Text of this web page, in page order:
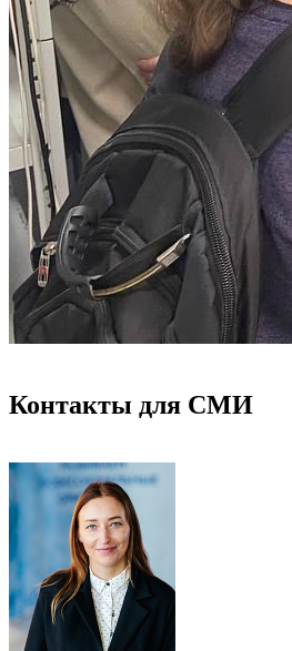
Контакты для СМИ